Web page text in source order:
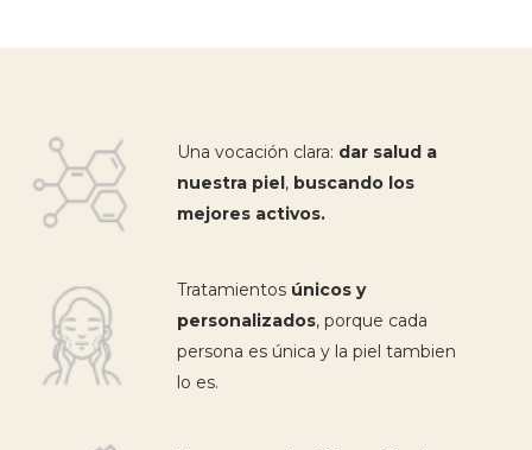
Una vocación clara: dar salud a
nuestra piel , buscando los
mejores activos.
Tratamientos únicos y
personalizados, porque cada
persona es única y la piel tambien
lo es.